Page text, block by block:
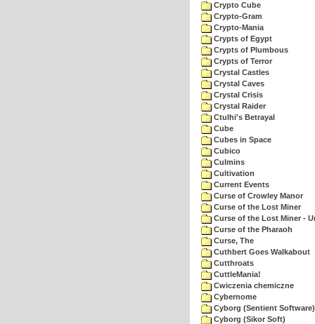
Crypto Cube
Crypto-Gram
Crypto-Mania
Crypts of Egypt
Crypts of Plumbous
Crypts of Terror
Crystal Castles
Crystal Caves
Crystal Crisis
Crystal Raider
Ctulhi's Betrayal
Cube
Cubes in Space
Cubico
Culmins
Cultivation
Current Events
Curse of Crowley Manor
Curse of the Lost Miner
Curse of the Lost Miner -
Curse of the Pharaoh
Curse, The
Cuthbert Goes Walkabout
Cutthroats
CuttleMania!
Cwiczenia chemiczne
Cybernome
Cyborg (Sentient Software)
Cyborg (Sikor Soft)